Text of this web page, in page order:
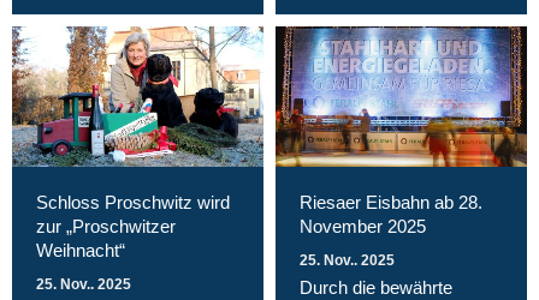
Schloss Proschwitz wird
zur „Proschwitzer
Weihnacht“
25. Nov.. 2025
Riesaer Eisbahn ab 28.
November 2025
25. Nov.. 2025
Durch die bewährte